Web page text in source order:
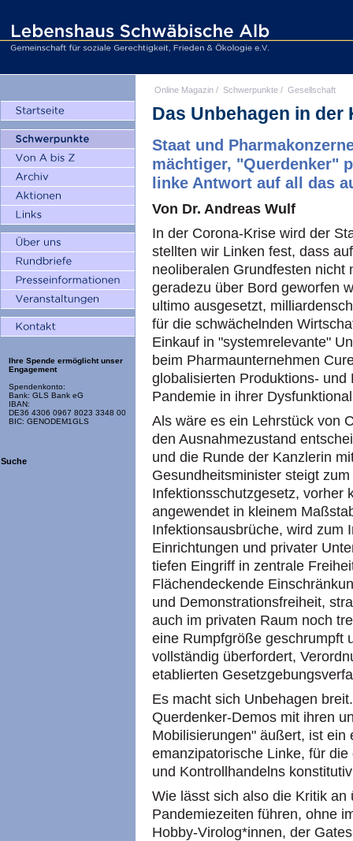
Ihre Spende ermöglicht unser
Engagement
Spendenkonto:
Bank: GLS Bank eG
IBAN:
DE36 4306 0967 8023 3348 00
BIC: GENODEM1GLS
Suche
Online Magazin / Schwerpunkte / Gesellschaft
Das Unbehagen in der
Staat und
mächtiger, "Querdenker"
linke Antwort auf all das
Von Dr. Andreas Wulf
In der Corona-Krise wird der
stellten wir Linken fest, dass
neoliberalen Grundfesten nicht
geradezu über Bord geworfen
ultimo ausgesetzt,
für die schwächelnden
Einkauf in "systemrelevante"
beim Pharmaunternehmen
globalisierten Produktions-
Pandemie in ihrer
Als wäre es ein Lehrstück von
den Ausnahmezustand
und die Runde der Kanzlerin
Gesundheitsminister steigt
Infektionsschutzgesetz, vorher
angewendet in kleinem
Infektionsausbrüche, wird zum
Einrichtungen und privater
tiefen Eingriff in zentrale
Flächendeckende
und Demonstrationsfreiheit,
auch im privaten Raum noch
eine Rumpfgröße geschrumpft
vollständig überfordert,
etablierten
Es macht sich Unbehagen
Querdenker-Demos mit ihren
Mobilisierungen" äußert, ist ein
emanzipatorische Linke, für
und Kontrollhandelns
Wie lässt sich also die Kritik
Pandemiezeiten führen, ohne
Hobby-Virolog*innen, der